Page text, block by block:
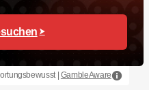
| GambleAware